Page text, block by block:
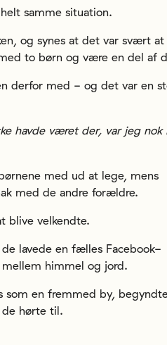
samme situation.
og synes at det var svært at
to børn og være en del af
derfor med - og det var en
havde været der, var jeg nok
med ud at lege, mens
med de andre forældre.
blive velkendte.
lavede en fælles Facebook-
himmel og jord.
som en fremmed by,
hørte til.